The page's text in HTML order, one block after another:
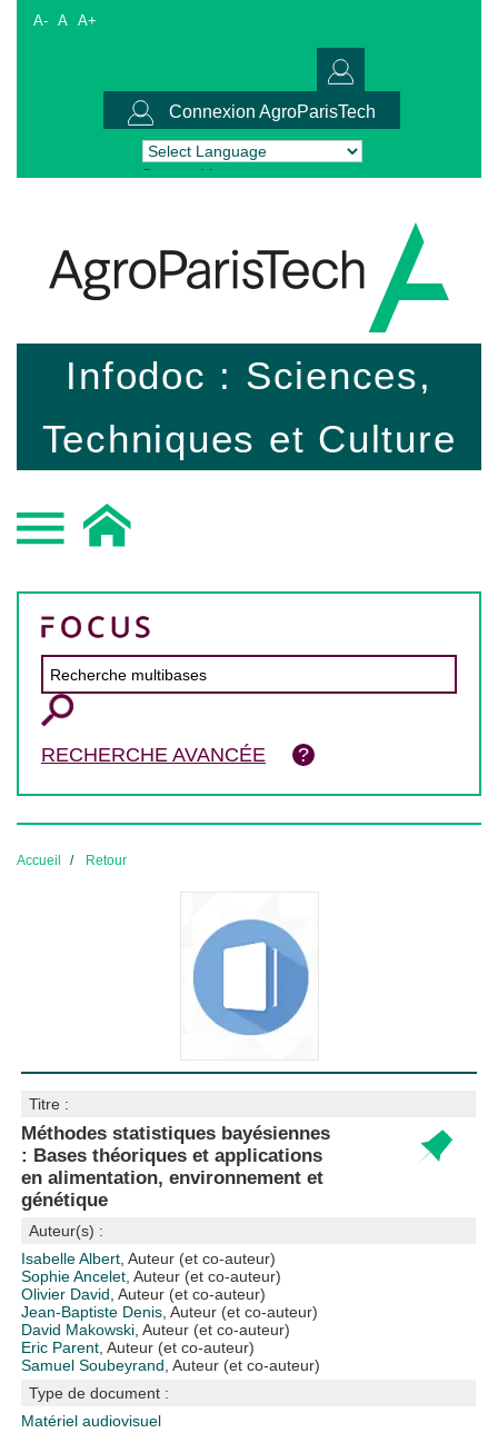
A- A A+
Connexion AgroParisTech
Powered by Translate
Infodoc : Sciences,
Techniques et Culture
RECHERCHE AVANCÉE
Accueil Retour
Titre :
Méthodes statistiques bayésiennes
: Bases théoriques et applications
en alimentation, environnement et
génétique
Auteur(s) :
Isabelle Albert , Auteur (et co-auteur)
Sophie Ancelet , Auteur (et co-auteur)
Olivier David , Auteur (et co-auteur)
Jean-Baptiste Denis , Auteur (et co-auteur)
David Makowski , Auteur (et co-auteur)
Eric Parent , Auteur (et co-auteur)
Samuel Soubeyrand , Auteur (et co-auteur)
Type de document :
Matériel audiovisuel